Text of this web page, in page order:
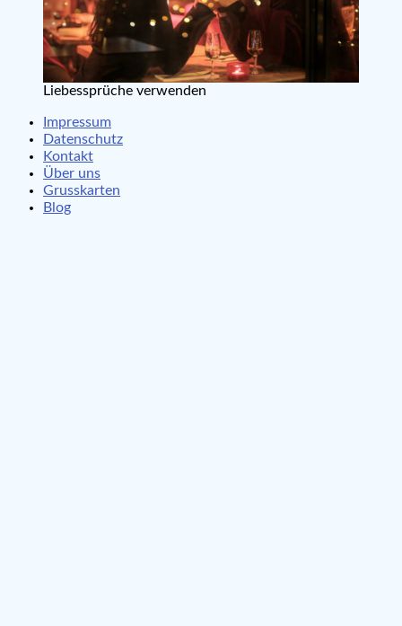
Liebessprüche verwenden
Impressum
Datenschutz
Kontakt
Über uns
Grusskarten
Blog